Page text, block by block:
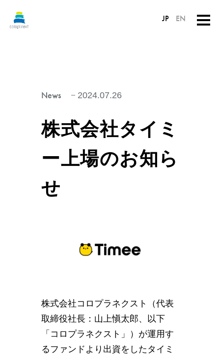
JP EN
News 2024.07.26
株式会社タイミ
ー上場のお知ら
せ
株式会社コロプラネクスト（代表
取締役社長：山上愼太郎、以下
「コロプラネクスト」）が運用す
るファンドより出資をしたタイミ